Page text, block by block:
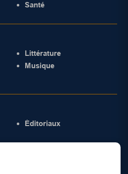
Santé
Littérature
Musique
Éditoriaux